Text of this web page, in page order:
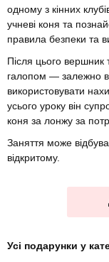
одному з кінних
учневі коня та
правила безпеки та
Після цього вершник
галопом — залежно
використовувати
усього уроку він
коня за лонжу за
Заняття може
відкритому.
Усі подарунки у